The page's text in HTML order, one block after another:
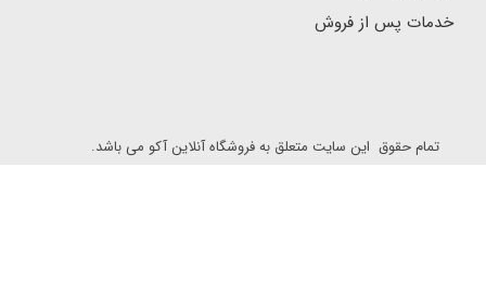
خدمات پس از فروش
تمام حقوق این سایت متعلق به فروشگاه آنلاین آکو می باشد.